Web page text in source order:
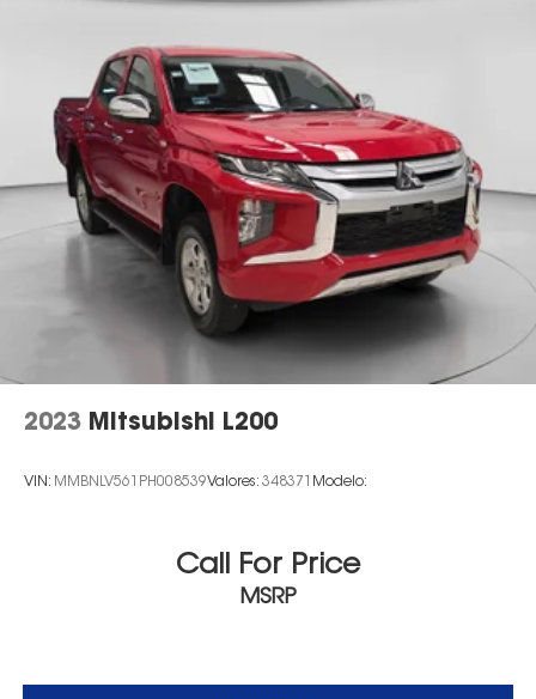
2023 Mitsubishi L200
VIN: MMBNLV561PH008539Valores: 348371 Modelo:
Call For Price
MSRP